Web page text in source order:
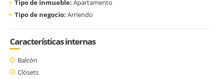
Tipo de inmueble: Apartamento
Tipo de negocio: Arriendo
Características internas
Balcón
Clósets